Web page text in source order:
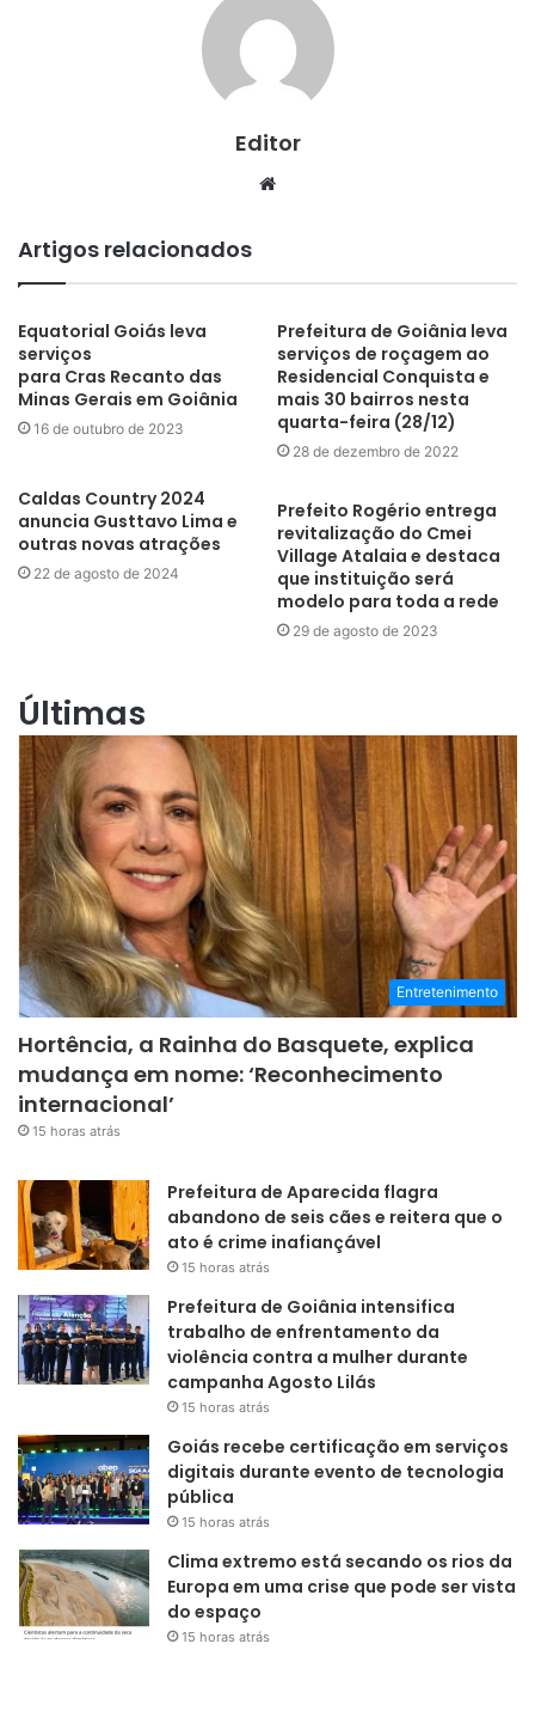
Editor
Website
Artigos relacionados
Equatorial Goiás leva
serviços
para Cras Recanto das
Minas Gerais em Goiânia
16 de outubro de 2023
Prefeitura de Goiânia leva
serviços de roçagem ao
Residencial Conquista e
mais 30 bairros nesta
quarta-feira (28/12)
28 de dezembro de 2022
Caldas Country 2024
anuncia Gusttavo Lima e
outras novas atrações
22 de agosto de 2024
Prefeito Rogério entrega
revitalização do Cmei
Village Atalaia e destaca
que instituição será
modelo para toda a rede
29 de agosto de 2023
Últimas
Entretenimento
Hortência, a Rainha do Basquete, explica
mudança em nome: ‘Reconhecimento
internacional’
15 horas atrás
Prefeitura de Aparecida flagra
abandono de seis cães e reitera que o
ato é crime inafiançável
15 horas atrás
Prefeitura de Goiânia intensifica
trabalho de enfrentamento da
violência contra a mulher durante
campanha Agosto Lilás
15 horas atrás
Goiás recebe certificação em serviços
digitais durante evento de tecnologia
pública
15 horas atrás
Clima extremo está secando os rios da
Europa em uma crise que pode ser vista
do espaço
15 horas atrás